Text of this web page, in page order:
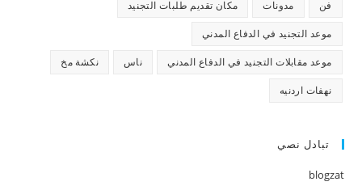
فن مدونات مكان تقديم طلبات التجنيد
موعد التجنيد في الدفاع المدني
موعد مقابلات التجنيد في الدفاع المدني ناس نكشة مخ
نهفات اردنيه
تبادل نصي
blogzat